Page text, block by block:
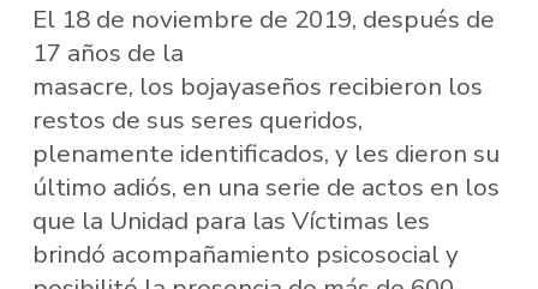
El 18 de noviembre de 2019, después de
17 años de la
masacre, los bojayaseños recibieron los
restos de sus seres queridos,
plenamente identificados, y les dieron su
último adiós, en una serie de actos en los
que la Unidad para las Víctimas les
brindó acompañamiento psicosocial y